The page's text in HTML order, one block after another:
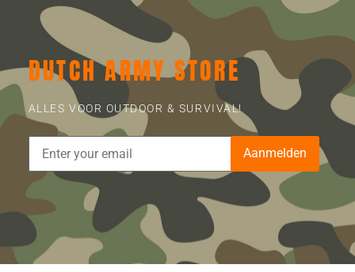
DUTCH ARMY STORE
ALLES VOOR OUTDOOR & SURVIVAL!
Aanmelden